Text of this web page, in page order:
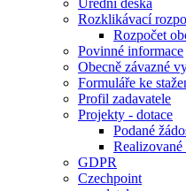
Úřední deska
Rozklikávací
Rozpočet
Povinné informace
Obecně závazné
Formuláře ke
Profil zadavatele
Projekty - dotace
Podané
GDPR
Czechpoint